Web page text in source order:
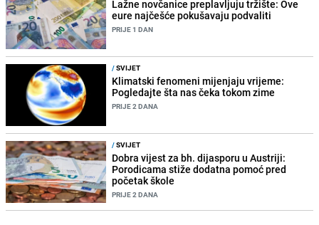
Lažne novčanice preplavljuju tržište: Ove
eure najčešće pokušavaju podvaliti
PRIJE 1 DAN
/SVIJET
Klimatski fenomeni mijenjaju vrijeme:
Pogledajte šta nas čeka tokom zime
PRIJE 2 DANA
/SVIJET
Dobra vijest za bh. dijasporu u Austriji:
Porodicama stiže dodatna pomoć pred
početak škole
PRIJE 2 DANA